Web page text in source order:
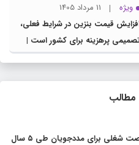
ویژه
11 مرداد 1405
قیمت بنزین در شرایط فعلی،
پرهزینه برای کشور است |
قاچاق سوخت و عوامل اصلی
مطالب
ایجاد 2 هزار فرصت شغلی برای مددجویان طی ۵ سال